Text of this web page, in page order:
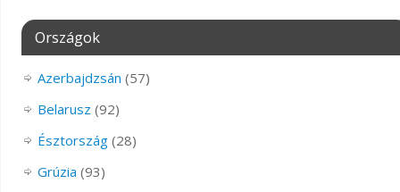
Országok
Azerbajdzsán (57)
Belarusz (92)
Észtország(28)
Grúzia (93)